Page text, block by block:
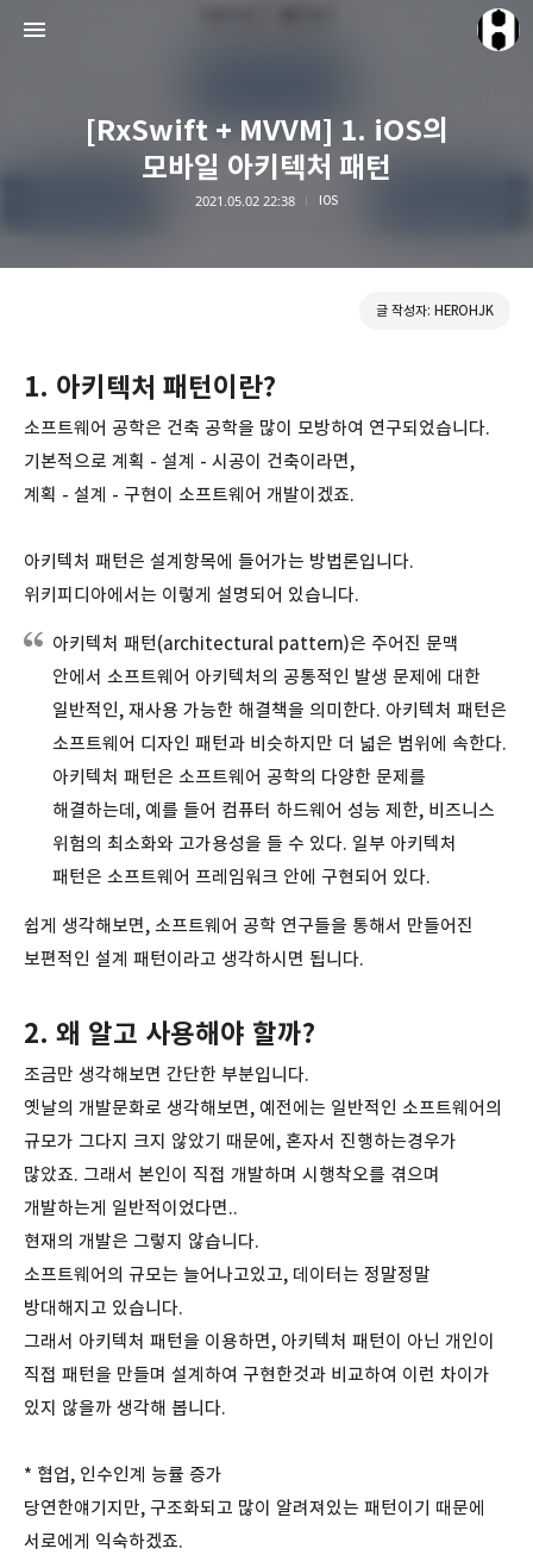
[RxSwift + MVVM] 1. iOS의
모바일 아키텍처 패턴
2021.05.02 22:38 IOS
글 작성자: HEROHJK
1. 아키텍처 패턴이란?
소프트웨어 공학은 건축 공학을 많이 모방하여 연구되었습니다.
기본적으로 계획 - 설계 - 시공이 건축이라면,
계획 - 설계 - 구현이 소프트웨어 개발이겠죠.
아키텍처 패턴은 설계항목에 들어가는 방법론입니다.
위키피디아에서는 이렇게 설명되어 있습니다.
아키텍처 패턴(architectural pattern)은 주어진 문맥
안에서 소프트웨어 아키텍처의 공통적인 발생 문제에 대한
일반적인, 재사용 가능한 해결책을 의미한다. 아키텍처 패턴은
소프트웨어 디자인 패턴과 비슷하지만 더 넓은 범위에 속한다.
아키텍처 패턴은 소프트웨어 공학의 다양한 문제를
해결하는데, 예를 들어 컴퓨터 하드웨어 성능 제한, 비즈니스
위험의 최소화와 고가용성을 들 수 있다. 일부 아키텍처
패턴은 소프트웨어 프레임워크 안에 구현되어 있다.
쉽게 생각해보면, 소프트웨어 공학 연구들을 통해서 만들어진
보편적인 설계 패턴이라고 생각하시면 됩니다.
2. 왜 알고 사용해야 할까?
조금만 생각해보면 간단한 부분입니다.
옛날의 개발문화로 생각해보면, 예전에는 일반적인 소프트웨어의
규모가 그다지 크지 않았기 때문에, 혼자서 진행하는경우가
많았죠. 그래서 본인이 직접 개발하며 시행착오를 겪으며
개발하는게 일반적이었다면..
현재의 개발은 그렇지 않습니다.
소프트웨어의 규모는 늘어나고있고, 데이터는 정말정말
방대해지고 있습니다.
그래서 아키텍처 패턴을 이용하면, 아키텍처 패턴이 아닌 개인이
직접 패턴을 만들며 설계하여 구현한것과 비교하여 이런 차이가
있지 않을까 생각해 봅니다.
* 협업, 인수인계 능률 증가
당연한얘기지만, 구조화되고 많이 알려져있는 패턴이기 때문에
서로에게 익숙하겠죠.
HEROHJK Document